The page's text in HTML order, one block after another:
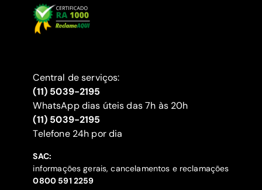
Central de serviços:
(11) 5039-2195
WhatsApp dias úteis das 7h às 20h
(11) 5039-2195
‍Telefone 24h por dia
SAC:
informações gerais, cancelamentos e reclamações
‍0800 591 2259